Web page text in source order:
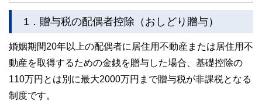
族が行うべき手続きについて分かりやすく解説します。
1．贈与税の配偶者控除（おしどり贈与）
婚姻期間20年以上の配偶者に居住用不動産または居住用不
動産を取得するための金銭を贈与した場合、基礎控除の
110万円とは別に最大2000万円まで贈与税が非課税となる
制度です。